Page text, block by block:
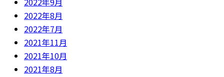
2022年8月
2022年7月
2021年11月
2021年10月
2021年8月